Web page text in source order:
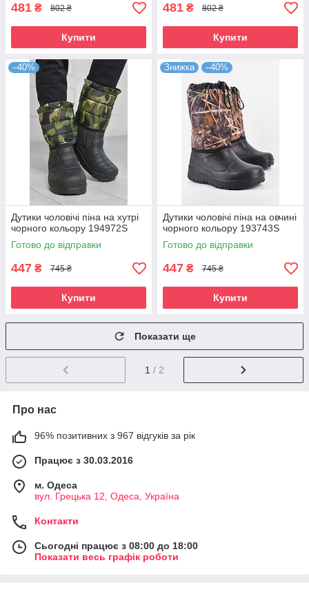
481 ₴ 802 ₴
Купити
481 ₴ 802 ₴
Купити
–40%
Дутики чоловічі піна на хутрі
чорного кольору 194972S
Готово до відправки
447 ₴ 745 ₴
Купити
Знижка –40%
Дутики чоловічі піна на овчині
чорного кольору 193743S
Готово до відправки
447 ₴ 745 ₴
Купити
Показати ще
1 / 2
Про нас
96% позитивних з 967 відгуків за рік
Працює з 30.03.2016
м. Одеса
вул. Грецька 12, Одеса, Україна
Контакти
Сьогодні працює з 08:00 до 18:00
Показати весь графік роботи